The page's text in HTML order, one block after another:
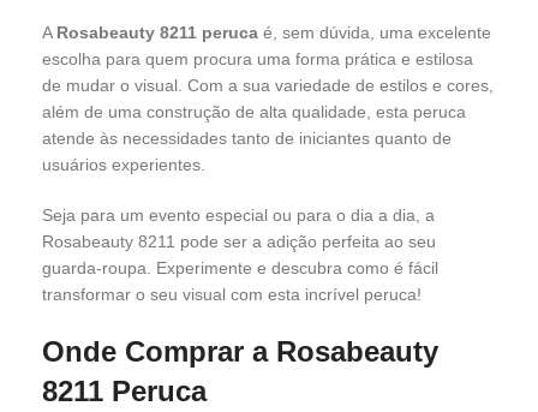
A Rosabeauty 8211 peruca é, sem dúvida, uma excelente
escolha para quem procura uma forma prática e estilosa
de mudar o visual. Com a sua variedade de estilos e cores,
além de uma construção de alta qualidade, esta peruca
atende às necessidades tanto de iniciantes quanto de
usuários experientes.
Seja para um evento especial ou para o dia a dia, a
Rosabeauty 8211 pode ser a adição perfeita ao seu
guarda-roupa. Experimente e descubra como é fácil
transformar o seu visual com esta incrível peruca!
Onde Comprar a Rosabeauty
8211 Peruca